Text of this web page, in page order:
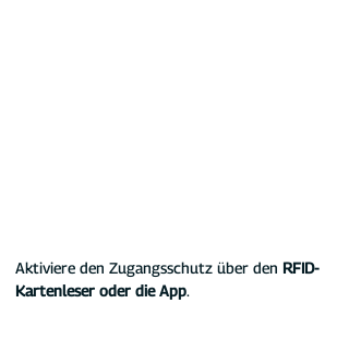
Aktiviere den Zugangsschutz über den RFID-
Kartenleser oder die App.